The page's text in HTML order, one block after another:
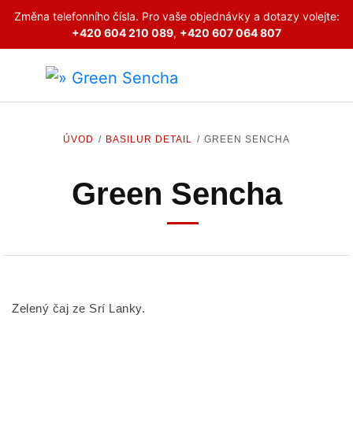
Změna telefonního čísla. Pro vaše objednávky a dotazy volejte:
+420 604 210 089, +420 607 064 807
ÚVOD BASILUR DETAIL GREEN SENCHA
Green Sencha
Zelený čaj ze Srí Lanky.